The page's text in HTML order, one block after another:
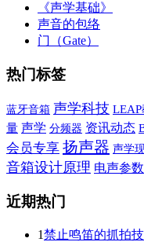
《声学基础》
声音的包络
门（Gate）
热门标签
蓝牙音箱 声学科技 LEAP
量 声学 分频器 资讯动态
会员专享 扬声器 声学
音箱设计原理 电声参数
近期热门
1禁止鸣笛的抓拍